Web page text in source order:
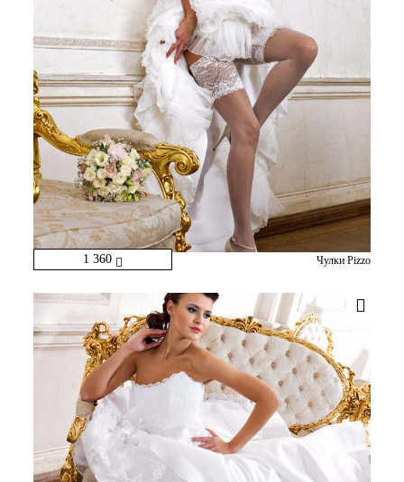
1 360 Чулки Pizzo